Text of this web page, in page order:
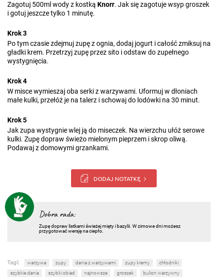
Zagotuj 500ml wody z kostką Knorr. Jak się zagotuje wsyp groszek
i gotuj jeszcze tylko 1 minutę.
Krok 3
Po tym czasie zdejmuj zupę z ognia, dodaj jogurt i całość zmiksuj na
gładki krem. Przetrzyj zupę przez sito i odstaw do zupełnego
wystygnięcia.
Krok 4
W misce wymieszaj oba serki z warzywami. Uformuj w dłoniach
małe kulki, przełóż je na talerz i schowaj do lodówki na 30 minut.
Krok 5
Jak zupa wystygnie wlej ją do miseczek. Na wierzchu ułóż serowe
kulki. Zupę dopraw świeżo mielonym pieprzem i skrop oliwą.
Podawaj z domowymi grzankami.
DODAJ NOTATKĘ
Dobra rada:
Zupę dopraw listkami świeżej mięty i bazylii. W zimowe dni możesz
przygotować wersję na ciepło.
Tagi: warzywa zupy dania z warzywami zupy kremy
chłodniki
szybkie dania
szybki obiad najnowsze groszek bulion warzywny